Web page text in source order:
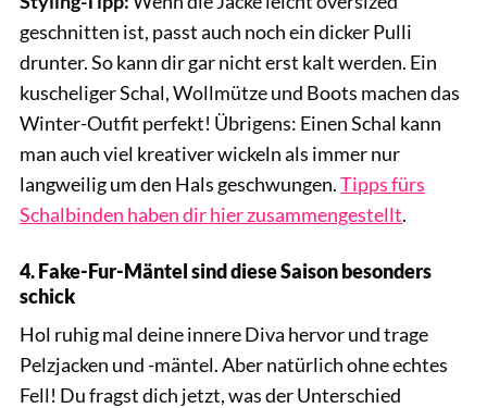
geschnitten ist, passt auch noch ein dicker Pulli
drunter. So kann dir gar nicht erst kalt werden. Ein
kuscheliger Schal, Wollmütze und Boots machen das
Winter-Outfit perfekt! Übrigens: Einen Schal kann
man auch viel kreativer wickeln als immer nur
langweilig um den Hals geschwungen.Tipps fürs
Schalbinden haben dir hier zusammengestellt.
4. Fake-Fur-Mäntel sind diese Saison besonders
schick
Hol ruhig mal deine innere Diva hervor und trage
Pelzjacken und -mäntel. Aber natürlich ohne echtes
Fell! Du fragst dich jetzt, was der Unterschied